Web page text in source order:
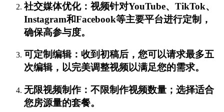
社交媒体优化：视频针对YouTube、TikTok、
Instagram和Facebook等主要平台进行定制，
确保高参与度。
可定制编辑：收到初稿后，您可以请求最多五
次编辑，以完美调整视频以满足您的需求。
无限视频制作：不限制作视频数量；选择适合
您房源量的套餐。